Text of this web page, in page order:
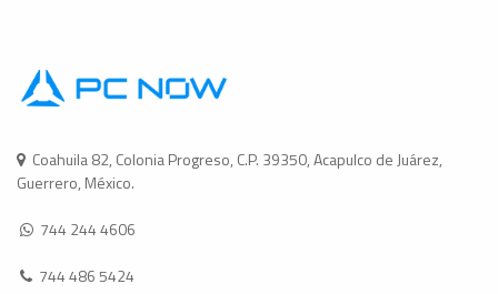
Coahuila 82, Colonia Progreso, C.P. 39350, Acapulco de Juárez,
Guerrero, México.
744 244 4606
744 486 5424